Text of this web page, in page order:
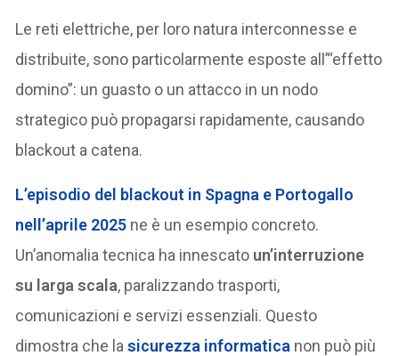
Le reti elettriche, per loro natura interconnesse e
distribuite, sono particolarmente esposte all’“effetto
domino”: un guasto o un attacco in un nodo
strategico può propagarsi rapidamente, causando
blackout a catena.
L’episodio del blackout in Spagna e Portogallo
nell’aprile 2025 ne è un esempio concreto.
Un’anomalia tecnica ha innescato un’interruzione
su larga scala, paralizzando trasporti,
comunicazioni e servizi essenziali. Questo
dimostra che lasicurezza informatica non può più